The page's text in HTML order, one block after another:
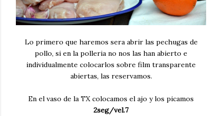
Lo primero que haremos sera abrir las pechugas de
pollo, si en la polleria no nos las han abierto e
individualmente colocarlos sobre film transparente
abiertas, las reservamos.
En el vaso de la TX colocamos el ajo y los picamos
2seg/vel.7